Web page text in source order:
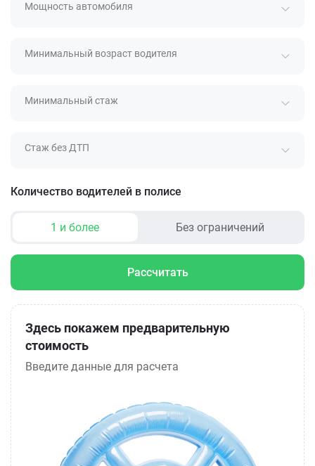
Мощность автомобиля
Минимальный возраст водителя
Минимальный стаж
Стаж без ДТП
Количество водителей в полисе
1 и более Без ограничений
Рассчитать
Здесь покажем предварительную
стоимость
Введите данные для расчета